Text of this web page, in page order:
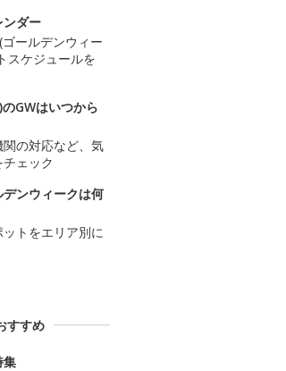
ンダー
ールデンウィー
スケジュールを
GWはいつから
の対応など、気
ェック
ンウィークは何
トをエリア別に
すすめ
集